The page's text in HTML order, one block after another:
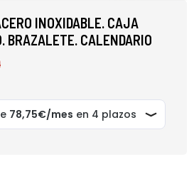
INOXIDABLE. CAJA
BRAZALETE. CALENDARIO